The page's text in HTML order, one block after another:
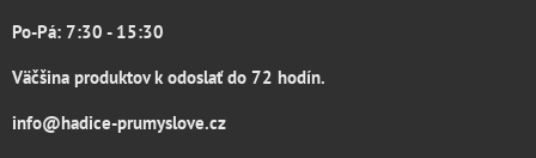
Po-Pá: 7:30 - 15:30
Väčšina produktov k odoslať do 72 hodín.
info@hadice-prumyslove.cz